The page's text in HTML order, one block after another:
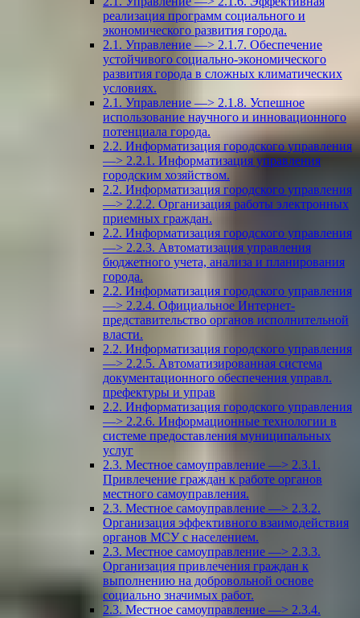
реализация программ социального и
экономического развития города.
2.1. Управление —> 2.1.7. Обеспечение
устойчивого социально-экономического
развития города в сложных климатических
условиях.
2.1. Управление —> 2.1.8. Успешное
использование научного и инновационного
потенциала города.
2.2. Информатизация городского управления
—> 2.2.1. Информатизация управления
городским хозяйством.
2.2. Информатизация городского управления
—> 2.2.2. Организация работы электронных
приемных граждан.
2.2. Информатизация городского управления
—> 2.2.3. Автоматизация управления
бюджетного учета, анализа и планирования
города.
2.2. Информатизация городского управления
—> 2.2.4. Официальное Интернет-
представительство органов исполнительной
власти.
2.2. Информатизация городского управления
—> 2.2.5. Автоматизированная система
документационного обеспечения управл.
префектуры и управ
2.2. Информатизация городского управления
—> 2.2.6. Информационные технологии в
системе предоставления муниципальных
услуг
2.3. Местное самоуправление —> 2.3.1.
Привлечение граждан к работе органов
местного самоуправления.
2.3. Местное самоуправление —> 2.3.2.
Организация эффективного взаимодействия
органов МСУ с населением.
2.3. Местное самоуправление —> 2.3.3.
Организация привлечения граждан к
выполнению на добровольной основе
социально значимых работ.
2.3. Местное самоуправление —> 2.3.4.